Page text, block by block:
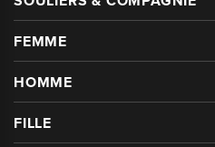
FEMME
HOMME
FILLE